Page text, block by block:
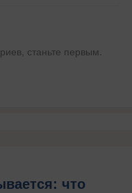
станьте первым.
что